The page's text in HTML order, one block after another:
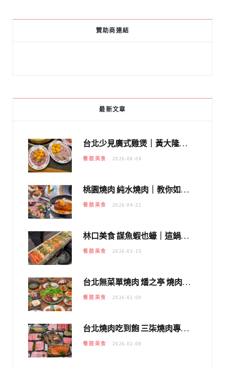
贊助商連結
最新文章
台北少見廣式雞煲｜黃大隆濃郁煲湯：經典提燈與溫體雞肉，熬夜修仙不如來喝湯！
餐館美食 2026-08-04
桃園燒肉 純水燒肉｜教你如何優惠吃日本A5和牛各種部位，私房菜誠意吃好吃滿
餐館美食 2026-04-21
林口美食 謀魚蝦也蠔｜這鍋太狂！「蟹老闆派對鍋」10多種海鮮浮誇上桌，壽星再送生食摩天輪！
餐館美食 2026-03-15
台北無菜單燒肉 燔之亭 燒肉場｜延吉街的 $980個人無菜單「雞」料理～
餐館美食 2026-02-09
台北燒肉吃到飽 三柒燒肉專門店｜日本A5和牛×龍蝦蟹腳雙拼，海陸霸氣開吃！
餐館美食 2026-02-08